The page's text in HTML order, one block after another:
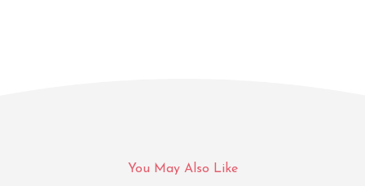
You May Also Like